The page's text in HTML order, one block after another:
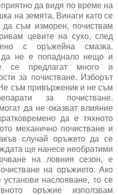
да видя по време на
на земята. Винаги като се
съм изморен, почиствам
цевите на сухо, след
с оръжейна смазка.
да не е попаднало нещо и
се предлагат много и
за почистване. Изборът
съм привърженик и не съм
за почистване.
да не оказват влияние
да е тяхното
механично почистване и
случай оръжето да се
ще нанесе необратими
на ловния сезон, е
на оръжието. Ако
наслояване, то се
оръжие използвам